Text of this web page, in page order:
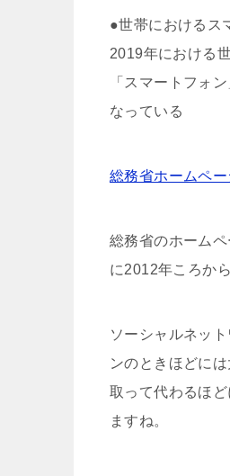
●世帯におけるス
2019年における
「スマートフォ
なっている
総務省ホームペー
総務省のホーム
に2012年ころか
ソーシャルネッ
ンのときほどに
取って代わるほ
ますね。